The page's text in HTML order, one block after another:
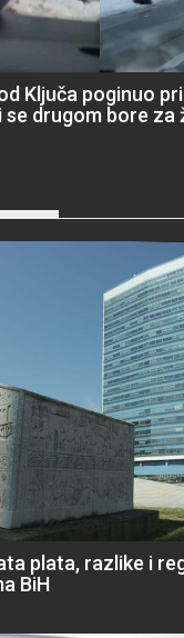
Ključa poginuo
se drugom bore za
plata, razlike i
BiH